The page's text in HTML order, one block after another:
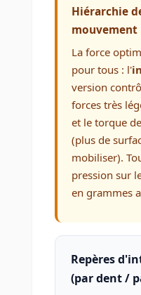
Hiérarchie
mouvement
La force
pour tous : l'
version
forces très
et le torque
(plus de
mobiliser).
pression sur
en grammes
Repères
(par dent /